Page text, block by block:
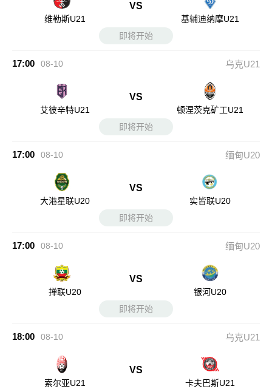
维勒斯U21
VS
基辅迪纳摩U21
即将开始
17:00 08-10 乌克U21
艾彼辛特U21
VS
顿涅茨克矿工U21
即将开始
17:00 08-10 缅甸U20
大港星联U20
VS
实皆联U20
即将开始
17:00 08-10 缅甸U20
掸联U20
VS
银河U20
即将开始
18:00 08-10 乌克U21
索尔亚U21
VS
卡夫巴斯U21